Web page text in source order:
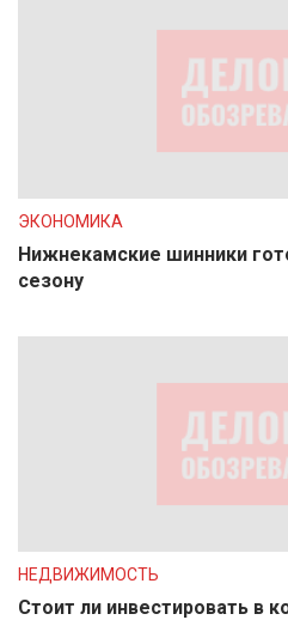
ЭКОНОМИКА
Нижнекамские шинники
сезону
НЕДВИЖИМОСТЬ
Стоит ли инвестировать в